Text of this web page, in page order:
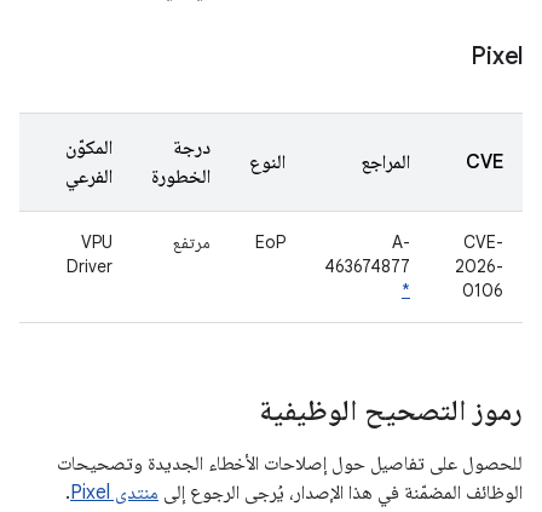
Pixel
CVE المراجع النوع
درجة
الخطورة
المكوّن
الفرعي
CVE-
2026-
0106
A-
463674877
*
EoP مرتفع
VPU
Driver
رموز التصحيح الوظيفية
للحصول على تفاصيل حول إصلاحات الأخطاء الجديدة وتصحيحات
الوظائف المضمّنة في هذا الإصدار، يُرجى الرجوع إلى منتدى Pixel .